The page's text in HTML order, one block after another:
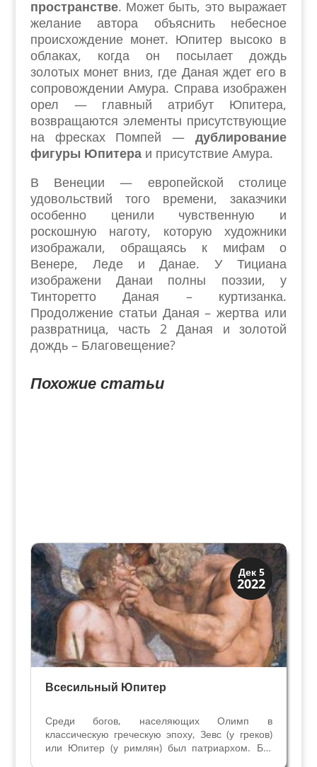
пространстве. Может быть, это выражает
желание автора объяснить небесное
происхождение монет. Юпитер высоко в
облаках, когда он посылает дождь
золотых монет вниз, где Даная ждет его в
сопровождении Амура. Справа изображен
орел — главный атрибут Юпитера,
возвращаются элементы присутствующие
на фресках Помпей —дублирование
фигуры Юпитераи присутствие Амура.
В Венеции — европейской столице
удовольствий того времени, заказчики
особенно ценили чувственную и
роскошную наготу, которую художники
изображали, обращаясь к мифам о
Венере, Леде и Данае. У Тициана
изображени Данаи полны поэзии, у
Тинторетто Даная – куртизанка.
Продолжение статьи Даная – жертва или
развратница, часть 2 Даная и золотой
дождь – Благовещение?
Похожие статьи
Дек 5
2022
История
Мифы и Библия
Всесильный Юпитер
Среди богов, населяющих Олимп в
классическую греческую эпоху, Зевс (у греков)
или Юпитер (у римлян) был патриархом. Бог